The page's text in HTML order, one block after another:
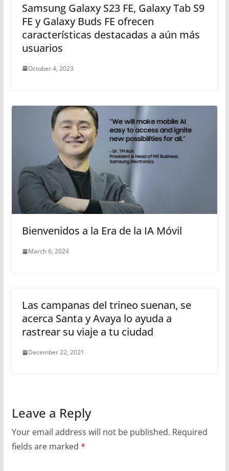
Samsung Galaxy S23 FE, Galaxy Tab S9
FE y Galaxy Buds FE ofrecen
características destacadas a aún más
usuarios
October 4, 2023
Bienvenidos a la Era de la IA Móvil
March 6, 2024
Las campanas del trineo suenan, se
acerca Santa y Avaya lo ayuda a
rastrear su viaje a tu ciudad
December 22, 2021
Leave a Reply
Your email address will not be published. Required
fields are marked *